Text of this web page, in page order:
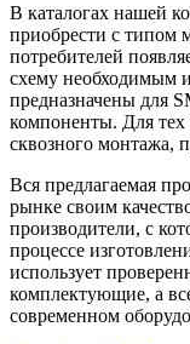
В каталогах нашей
приобрести с типом
потребителей
схему необходимым
предназначены для
компоненты. Для тех
сквозного монтажа,
Вся предлагаемая
рынке своим
производители, с
процессе
использует
комплектующие, а
современном